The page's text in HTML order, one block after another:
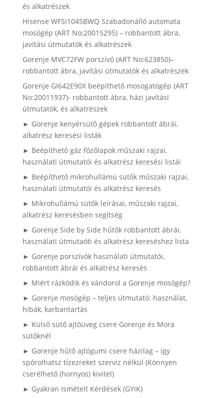
és alkatrészek
Hisense WF5I1045BWQ Szabadonálló automata
mosógép (ART No:20015295) – robbantott ábra,
javítási útmutatók és alkatrészek
Gorenje MVC72FW porszívó (ART No:623850)–
robbantott ábra, javítási útmutatók és alkatrészek
Gorenje GI642E90X beépíthető mosogatógép (ART
No:20011937)- robbantott ábra, házi javítási
útmutatók, és alkatrészek
► Gorenje kenyérsütő gépek robbantott ábrái,
alkatrész keresési listák
► Beépíthető gáz főzőlapok műszaki rajzai,
használati útmutatói és alkatrész keresési listái
► Beépíthető mikrohullámú sütők műszaki rajzai,
használati útmutatói és alkatrész keresés
► Mikrohullámú sütők leírásai, műszaki rajzai,
alkatrész keresésben segítség
► Gorenje Side by Side hűtők robbantott ábrái,
használati útmutaóti és alkatrész kereséshez lista
► Gorenje porszívók használati útmutatói,
robbantott ábrái és alkatrész keresés
► Miért rázkódik és vándorol a Gorenje mosógép?
► Gorenje mosógép – teljes útmutató: használat,
hibák, karbantartás
► Külső sütő ajtóüveg csere Gorenje és Mora
sütőknél
► Gorenje hűtő ajtógumi csere házilag – így
spórolhatsz tízezreket szerviz nélkül (Könnyen
cserélhető (hornyos) kivitel)
► Gyakran Ismételt Kérdések (GYIK)